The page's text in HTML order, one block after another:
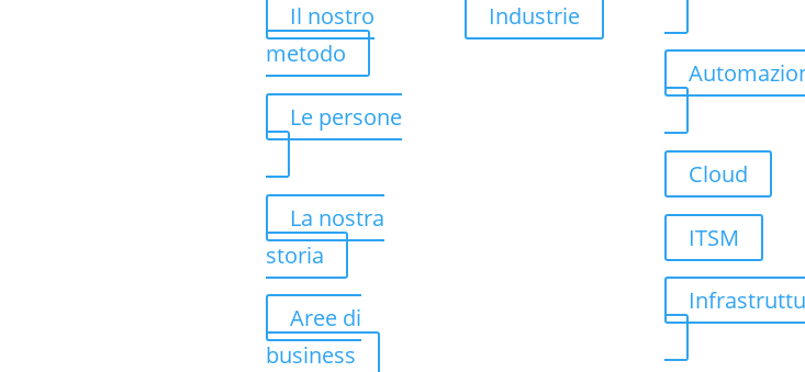
Il nostro
metodo
Le persone
La nostra
storia
Aree di
business
Industrie
Cloud
ITSM